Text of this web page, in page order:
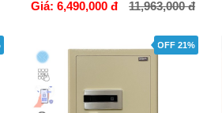
C63 * R42 * S44 cm
60 tháng
Giá: 6,490,000 đ
GIỎ HÀNG